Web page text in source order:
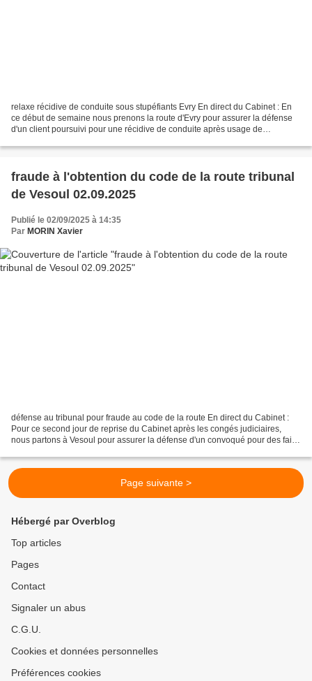
relaxe récidive de conduite sous stupéfiants Evry En direct du Cabinet : En
ce début de semaine nous prenons la route d'Evry pour assurer la défense
d'un client poursuivi pour une récidive de conduite après usage de
fraude à l'obtention du code de la route tribunal
de Vesoul 02.09.2025
Publié le 02/09/2025 à 14:35
Par MORIN Xavier
défense au tribunal pour fraude au code de la route En direct du Cabinet :
Pour ce second jour de reprise du Cabinet après les congés judiciaires,
nous partons à Vesoul pour assurer la défense d'un convoqué pour des faits
Page suivante >
Hébergé par Overblog
Top articles
Pages
Contact
Signaler un abus
C.G.U.
Cookies et données personnelles
Préférences cookies